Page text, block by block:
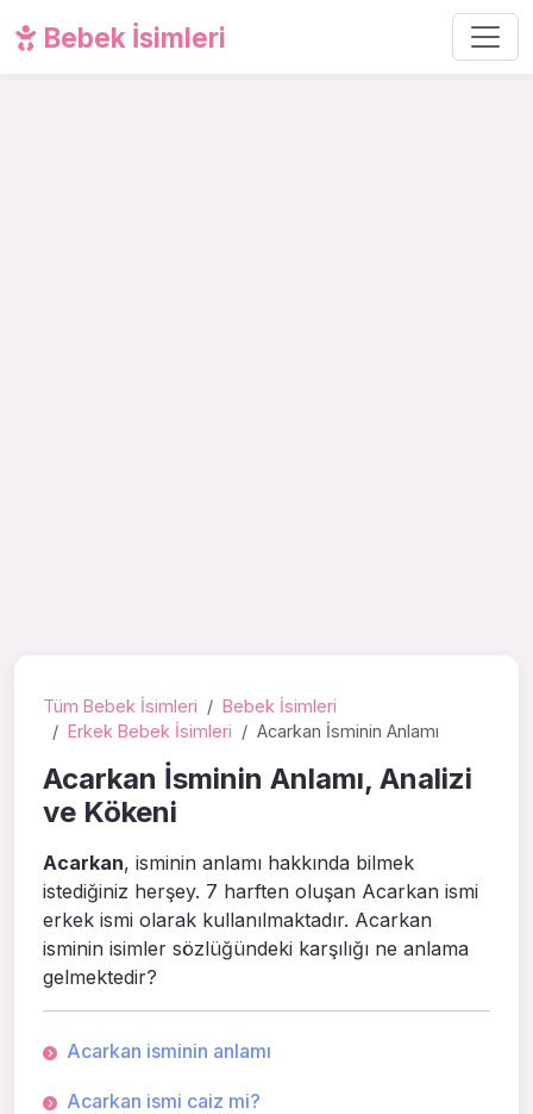
Bebek İsimleri
Tüm Bebek İsimleri
Bebek İsimleri
Erkek Bebek İsimleri
Acarkan İsminin Anlamı
Acarkan İsminin Anlamı, Analizi
ve Kökeni
Acarkan, isminin anlamı hakkında bilmek
istediğiniz herşey. 7 harften oluşan Acarkan ismi
erkek ismi olarak kullanılmaktadır. Acarkan
isminin isimler sözlüğündeki karşılığı ne anlama
gelmektedir?
Acarkan isminin anlamı
Acarkan ismi caiz mi?